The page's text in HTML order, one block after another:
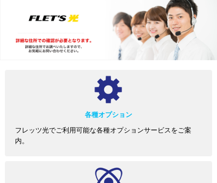
各種オプション
フレッツ光でご利用可能な各種オプションサービスをご案
内。